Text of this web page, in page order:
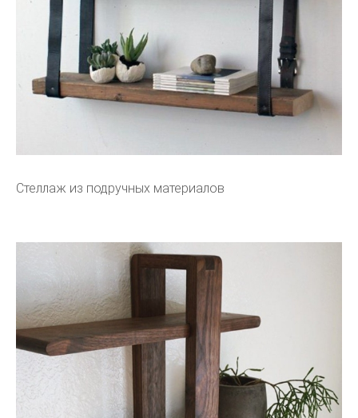
Стеллаж из подручных материалов